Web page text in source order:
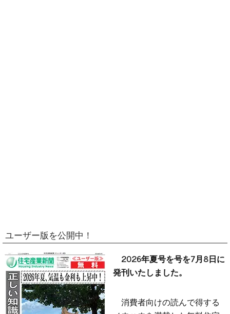
ユーザー版を公開中！
2026年夏号を号を7月8日に
発刊いたしました。
消費者向けの読んで得する